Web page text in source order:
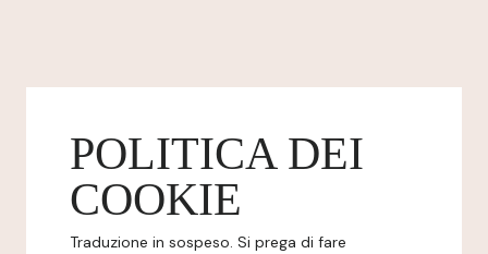
POLITICA DEI
COOKIE
Traduzione in sospeso. Si prega di fare